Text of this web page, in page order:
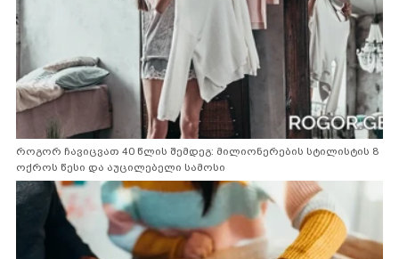
როგორ ჩავიცვათ 40 წლის შემდეგ: მილიონერების სტილისტის 8
ოქროს წესი და აუცილებელი სამოსი